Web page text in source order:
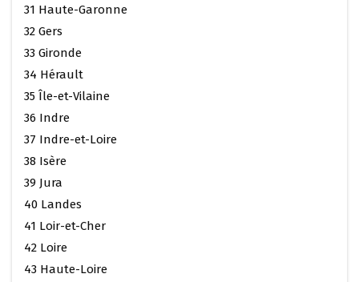
31 Haute-Garonne
32 Gers
33 Gironde
34 Hérault
35 Île-et-Vilaine
36 Indre
37 Indre-et-Loire
38 Isère
39 Jura
40 Landes
41 Loir-et-Cher
42 Loire
43 Haute-Loire